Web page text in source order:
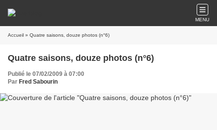
MENU
Accueil » Quatre saisons, douze photos (n°6)
Quatre saisons, douze photos (n°6)
Publié le 07/02/2009 à 07:00
Par Fred Sabourin